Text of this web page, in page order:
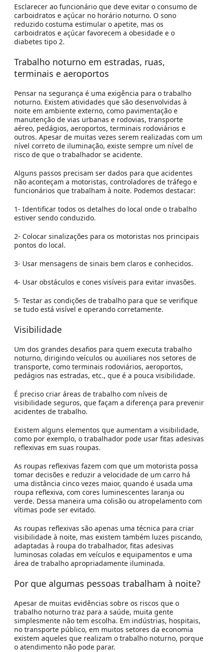
Esclarecer ao funcionário que deve evitar o consumo de
carboidratos e açúcar no horário noturno. O sono
reduzido costuma estimular o apetite, mas os
carboidratos e açúcar favorecem a obesidade e o
diabetes tipo 2.
Trabalho noturno em estradas, ruas,
terminais e aeroportos
Pensar na segurança é uma exigência para o trabalho
noturno. Existem atividades que são desenvolvidas à
noite em ambiente externo, como pavimentação e
manutenção de vias urbanas e rodovias, transporte
aéreo, pedágios, aeroportos, terminais rodoviários e
outros. Apesar de muitas vezes serem realizadas com um
nível correto de iluminação, existe sempre um nível de
risco de que o trabalhador se acidente.
Alguns passos precisam ser dados para que acidentes
não aconteçam a motoristas, controladores de tráfego e
funcionários que trabalham à noite. Podemos destacar:
1- Identificar todos os detalhes do local onde o trabalho
estiver sendo conduzido.
2- Colocar sinalizações para os motoristas nos principais
pontos do local.
3- Usar mensagens de sinais bem claros e conhecidos.
4- Usar obstáculos e cones visíveis para evitar invasões.
5- Testar as condições de trabalho para que se verifique
se tudo está visível e operando corretamente.
Visibilidade
Um dos grandes desafios para quem executa trabalho
noturno, dirigindo veículos ou auxiliares nos setores de
transporte, como terminais rodoviários, aeroportos,
pedágios nas estradas, etc., que é a pouca visibilidade.
É preciso criar áreas de trabalho com níveis de
visibilidade seguros, que façam a diferença para prevenir
acidentes de trabalho.
Existem alguns elementos que aumentam a visibilidade,
como por exemplo, o trabalhador pode usar fitas adesivas
reflexivas em suas roupas.
As roupas reflexivas fazem com que um motorista possa
tomar decisões e reduzir a velocidade de um carro há
uma distância cinco vezes maior, quando é usada uma
roupa reflexiva, com cores luminescentes laranja ou
verde. Dessa maneira uma colisão ou atropelamento com
vítimas pode ser evitado.
As roupas reflexivas são apenas uma técnica para criar
visibilidade à noite, mas existem também luzes piscando,
adaptadas à roupa do trabalhador, fitas adesivas
luminosas coladas em veículos e equipamentos e uma
área de trabalho apropriadamente iluminada.
Por que algumas pessoas trabalham à noite?
Apesar de muitas evidências sobre os riscos que o
trabalho noturno traz para a saúde, muita gente
simplesmente não tem escolha. Em indústrias, hospitais,
no transporte público, em muitos setores da economia
existem aqueles que realizam o trabalho noturno, porque
o atendimento não pode parar.